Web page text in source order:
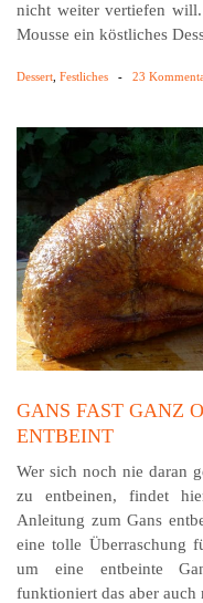
nicht weiter vertiefen will.
Mousse ein köstliches
Dessert Festliches - 23
GANS FAST GANZ
ENTBEINT
Wer sich noch nie daran
zu entbeinen, findet
Anleitung zum Gans
eine tolle Überraschung
um eine entbeinte
funktioniert das aber auch